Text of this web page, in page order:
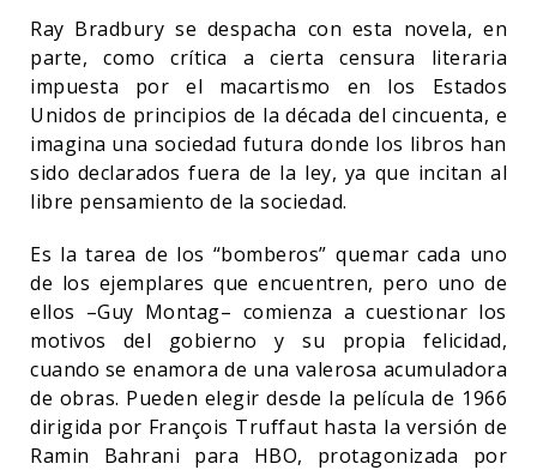
Ray Bradbury se despacha con esta novela, en
parte, como crítica a cierta censura literaria
impuesta por el macartismo en los Estados
Unidos de principios de la década del cincuenta, e
imagina una sociedad futura donde los libros han
sido declarados fuera de la ley, ya que incitan al
libre pensamiento de la sociedad.
Es la tarea de los “bomberos” quemar cada uno
de los ejemplares que encuentren, pero uno de
ellos –Guy Montag– comienza a cuestionar los
motivos del gobierno y su propia felicidad,
cuando se enamora de una valerosa acumuladora
de obras. Pueden elegir desde la película de 1966
dirigida por François Truffaut hasta la versión de
Ramin Bahrani para HBO, protagonizada por